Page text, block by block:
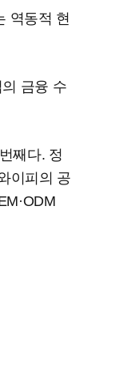
역동적 현
금융 수
째다. 정
이피의 공